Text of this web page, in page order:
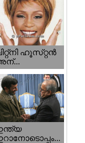
ഹൂസ്‌റ്റന്‍